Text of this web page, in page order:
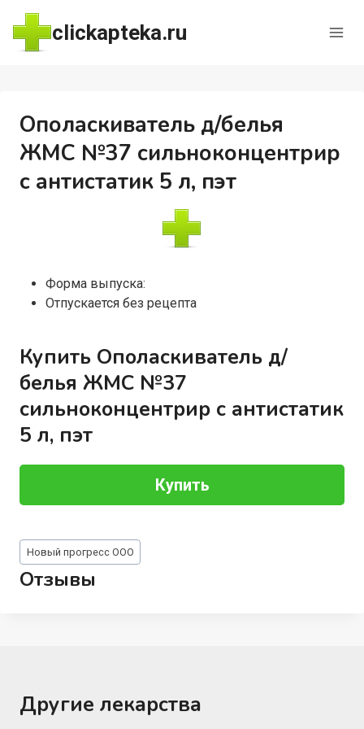
Перейти
содержимому
clickapteka.ru
Ополаскиватель д/белья
ЖМС №37 сильноконцентрир
с антистатик 5 л, пэт
Форма выпуска:
Отпускается без рецепта
Купить Ополаскиватель д/
белья ЖМС №37
сильноконцентрир с антистатик
5 л, пэт
Купить
Метки
записи:
Новый прогресс ООО
Отзывы
Другие лекарства